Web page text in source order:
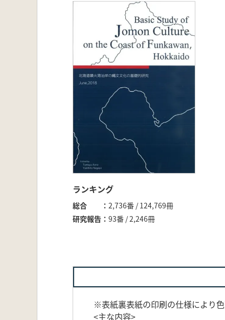
ランキング
総合
2,736番 / 124,769冊
研究報告
93番 / 2,246冊
※表紙裏表紙の印刷の仕様により
<主な内容>